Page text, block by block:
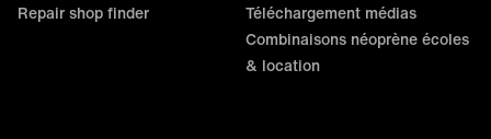
Repair shop finder
Téléchargement médias
Combinaisons néoprène écoles
& location